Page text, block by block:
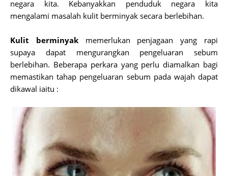
negara kita. Kebanyakkan penduduk negara kita
mengalami masalah kulit berminyak secara berlebihan.
Kulit berminyak memerlukan penjagaan yang rapi
supaya dapat mengurangkan pengeluaran sebum
berlebihan. Beberapa perkara yang perlu diamalkan bagi
memastikan tahap pengeluaran sebum pada wajah dapat
dikawal iaitu :